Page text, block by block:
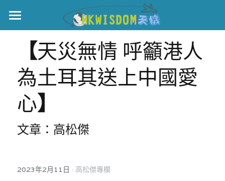
主頁
世界盃
伊美戰爭
黎智英案
正本清源•黎智英案
宏福火災
宏福苑聽證會
中國
【天災無情 呼籲港人
為土耳其送上中國愛
心】
文章：高松傑
2023年2月11日 · 高松傑專欄